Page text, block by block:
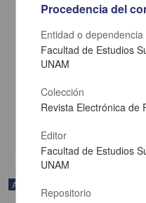
RELACIONES SOCIALES Y
UNIVERSITARIOS.
Soria Trujano, Rocío; Ávila
2015-03-01
Artes y Humanidades
Artículo
Procedencia del
Entidad o dependencia
Facultad de Estudios
UNAM
Colección
Revista Electrónica de
Editor
Facultad de Estudios
UNAM
Repositorio